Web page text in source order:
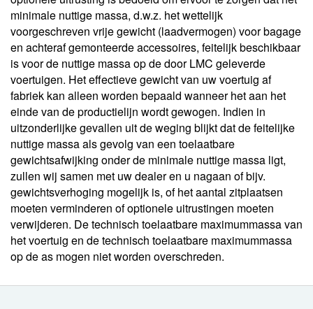
minimale nuttige massa, d.w.z. het wettelijk
voorgeschreven vrije gewicht (laadvermogen) voor bagage
en achteraf gemonteerde accessoires, feitelijk beschikbaar
is voor de nuttige massa op de door LMC geleverde
voertuigen. Het effectieve gewicht van uw voertuig af
fabriek kan alleen worden bepaald wanneer het aan het
einde van de productielijn wordt gewogen. Indien in
uitzonderlijke gevallen uit de weging blijkt dat de feitelijke
nuttige massa als gevolg van een toelaatbare
gewichtsafwijking onder de minimale nuttige massa ligt,
zullen wij samen met uw dealer en u nagaan of bijv.
gewichtsverhoging mogelijk is, of het aantal zitplaatsen
moeten verminderen of optionele uitrustingen moeten
verwijderen. De technisch toelaatbare maximummassa van
het voertuig en de technisch toelaatbare maximummassa
op de as mogen niet worden overschreden.